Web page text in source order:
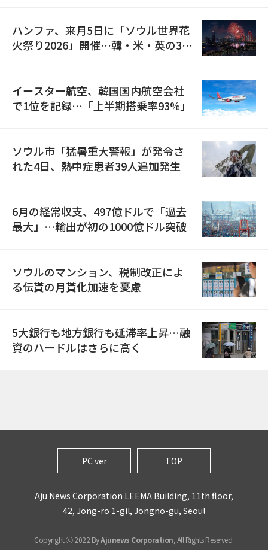
ハンファ、来月5日に「ソウル世界花
火祭り2026」開催…韓・米・英の3カ
イースター航空、韓国国内航空会社
で1位を記録…「上半期搭乗率93%」
ソウル市「猛暑重大警報」が発令さ
れた4日、熱中症患者39人追加発生
6月の経常収支、497億ドルで「過去
最大」…輸出が初の1000億ドル突破
ソウルのマンション、税制改正によ
る伝貰の月貰化加速を憂慮
5大銀行も地方銀行も延滞率上昇…融
資のハードルはさらに高く
PC ver TOP
Aju News Corporation LEEMA Building, 11th floor,
42, Jong-ro 1-gil, Jongno-gu, Seoul
Copyright ⓒ 2022 ByAjunews Corporation, All Rights Reserved.